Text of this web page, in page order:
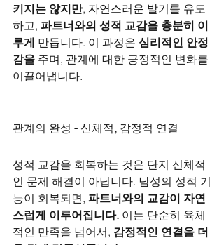
키지는 않지만, 자연스러운 발기를 유도
하고, 파트너와의 성적 교감을 충분히 이
루게 만듭니다. 이 과정은 심리적인 안정
감을 주며, 관계에 대한 긍정적인 변화를
이끌어냅니다.
관계의 완성 - 신체적, 감정적 연결
성적 교감을 회복하는 것은 단지 신체적
인 문제 해결이 아닙니다. 남성의 성적 기
능이 회복되면, 파트너와의 교감이 자연
스럽게 이루어집니다. 이는 단순히 육체
적인 만족을 넘어서, 감정적인 연결을 더